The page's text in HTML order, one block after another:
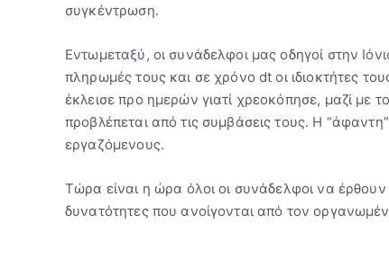
συγκέντρωση.
Εντωμεταξύ, οι συνάδελφοι μας οδηγοί στην
πληρωμές τους και σε χρόνο dt οι ιδιοκτήτες
έκλεισε προ ημερών γιατί χρεοκόπησε, μαζί με
προβλέπεται από τις συμβάσεις τους. Η
εργαζόμενους.
Τώρα είναι η ώρα όλοι οι συνάδελφοι να
δυνατότητες που ανοίγονται από τον